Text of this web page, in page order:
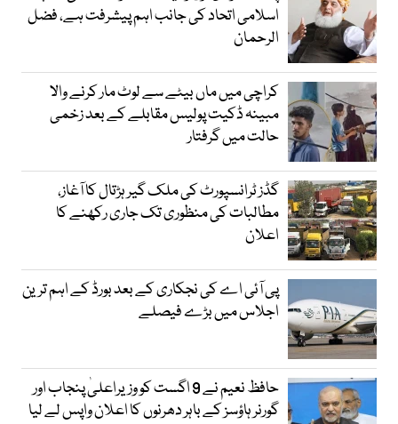
اسلامی اتحاد کی جانب اہم پیشرفت ہے، فضل
الرحمان
کراچی میں ماں بیٹے سے لوٹ مار کرنے والا
مبینہ ڈکیت پولیس مقابلے کے بعد زخمی
حالت میں گرفتار
گڈز ٹرانسپورٹ کی ملک گیر ہڑتال کا آغاز،
مطالبات کی منظوری تک جاری رکھنے کا
اعلان
پی آئی اے کی نجکاری کے بعد بورڈ کے اہم ترین
اجلاس میں بڑے فیصلے
حافظ نعیم نے 9 اگست کو وزیراعلیٰ پنجاب اور
گورنر ہاؤسز کے باہر دھرنوں کا اعلان واپس لے لیا